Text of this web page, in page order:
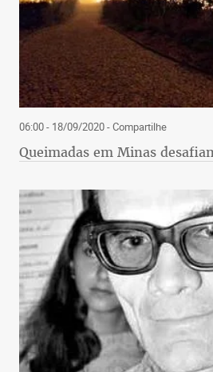
06:00 - 18/09/2020- Compartilhe
Queimadas em Minas